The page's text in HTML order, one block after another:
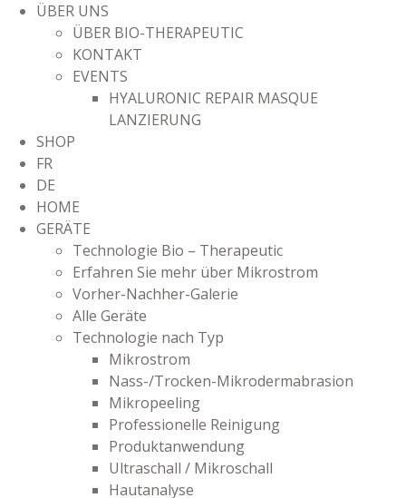
ÜBER UNS
ÜBER BIO-THERAPEUTIC
KONTAKT
EVENTS
HYALURONIC REPAIR MASQUE
LANZIERUNG
SHOP
FR
DE
HOME
GERÄTE
Technologie Bio – Therapeutic
Erfahren Sie mehr über Mikrostrom
Vorher-Nachher-Galerie
Alle Geräte
Technologie nach Typ
Mikrostrom
Nass-/Trocken-Mikrodermabrasion
Mikropeeling
Professionelle Reinigung
Produktanwendung
Ultraschall / Mikroschall
Hautanalyse